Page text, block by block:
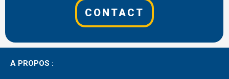
CONTACT
A PROPOS :